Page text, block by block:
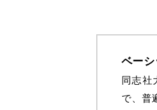
ベー
同志社
で、普